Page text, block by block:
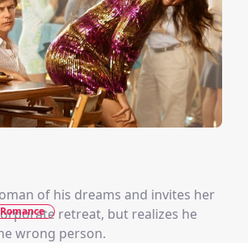
of his dreams and invites her
retreat, but realizes he
wrong person.
Romance